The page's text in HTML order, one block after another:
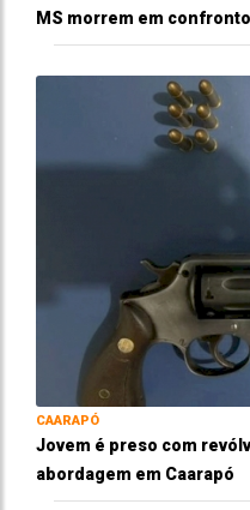
MS morrem em confronto
CAARAPÓ
Jovem é preso com
abordagem em Caarapó